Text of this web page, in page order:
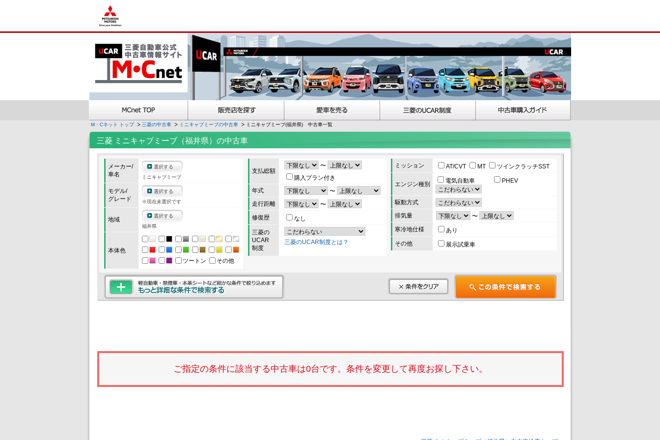
M・Cネット トップ 三菱の中古車 ミニキャブミーブの中古車 ミニキャブミーブ(福井県) 中古車一覧
三菱 ミニキャブミーブ（福井県）の中古車
メーカー/
車名
選択する
ミニキャブミーブ
モデル/
グレード
選択する
※現在未選択です
地域
選択する
福井県
本体色
ツートン
その他
支払総額
〜
購入プラン付き
年式
〜
走行距離
〜
修復歴
なし
三菱の
UCAR
制度
三菱のUCAR制度とは？
ミッション AT/CVT MT ツインクラッチSST
エンジン種別 電気自動車 PHEV
駆動方式
排気量
〜
寒冷地仕様
あり
その他
展示試乗車
ご指定の条件に該当する中古車は0台です。条件を変更して再度お探し下さい。